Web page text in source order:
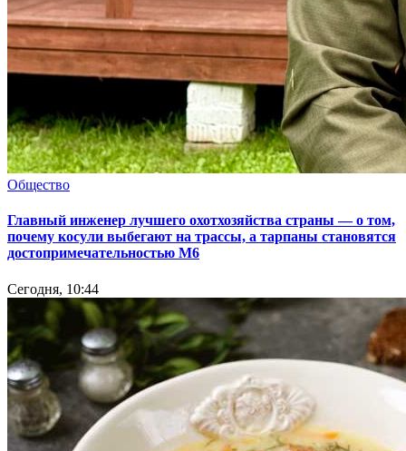
Общество
Главный инженер лучшего охотхозяйства страны — о том,
почему косули выбегают на трассы, а тарпаны становятся
достопримечательностью М6
Сегодня, 10:44